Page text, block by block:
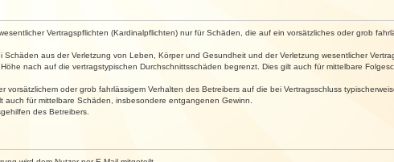
Vertragspflichten (Kardinalpflichten) nur für Schäden, die auf ein vorsätzliches oder grob
aus der Verletzung von Leben, Körper und Gesundheit und der Verletzung wesentlicher
nach auf die vertragstypischen Durchschnittsschäden begrenzt. Dies gilt auch für mittelbare
oder grob fahrlässigem Verhalten des Betreibers auf die bei Vertragsschluss
für mittelbare Schäden, insbesondere entgangenen Gewinn.
des Betreibers.